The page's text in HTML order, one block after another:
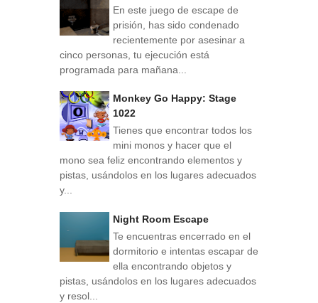
En este juego de escape de
prisión, has sido condenado
recientemente por asesinar a
cinco personas, tu ejecución está
programada para mañana...
Monkey Go Happy: Stage
1022
Tienes que encontrar todos los
mini monos y hacer que el
mono sea feliz encontrando elementos y
pistas, usándolos en los lugares adecuados
y...
Night Room Escape
Te encuentras encerrado en el
dormitorio e intentas escapar de
ella encontrando objetos y
pistas, usándolos en los lugares adecuados
y resol...